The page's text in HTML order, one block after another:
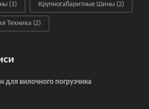
(1) Крупногабаритные Шины (2)
Техника (2)
вилочного погрузчика